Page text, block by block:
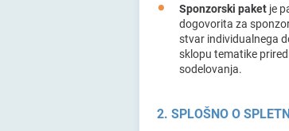
Sponzorski paket je
dogovorita za
stvar individualnega
sklopu tematike
sodelovanja.
2. SPLOŠNO O